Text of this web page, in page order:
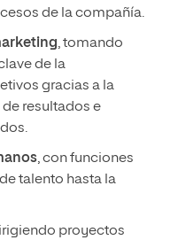
de la compañía.
, tomando
de la
gracias a la
resultados e
, con funciones
talento hasta la
proyectos